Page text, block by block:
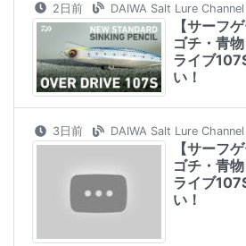
2日前 DAIWA Salt Lure Channel
【サーフ
ゴチ・青
ライブ
い！
3日前 DAIWA Salt Lure Channel
【サーフ
ゴチ・青
ライブ
い！